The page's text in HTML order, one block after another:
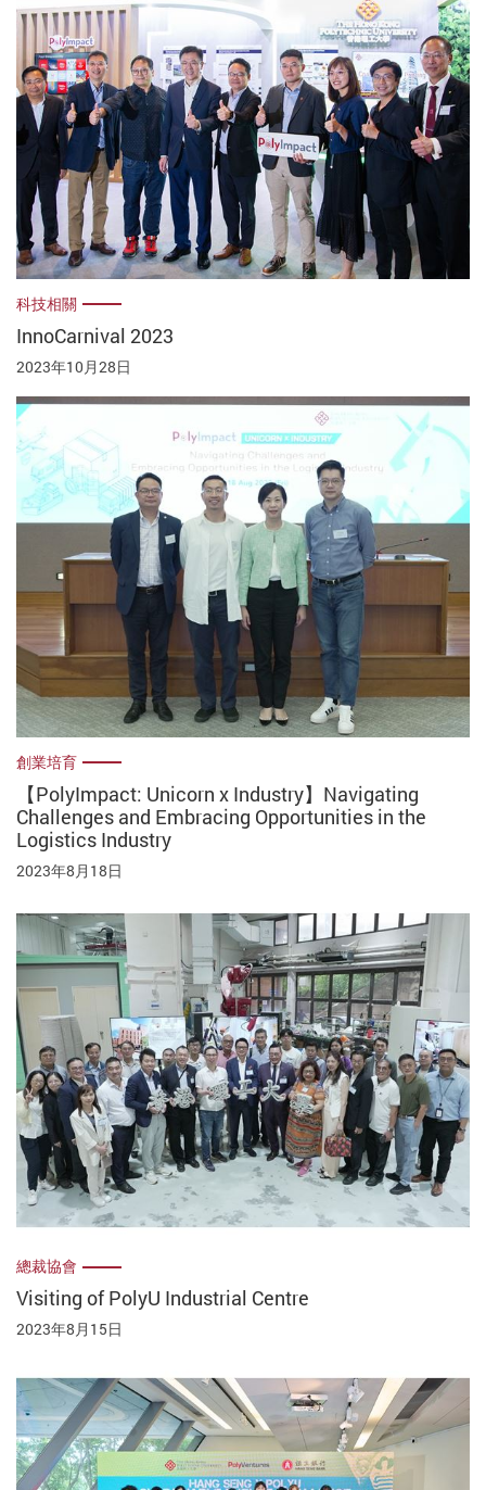
科技相關
InnoCarnival 2023
2023年10月28日
創業培育
【PolyImpact: Unicorn x Industry】Navigating
Challenges and Embracing Opportunities in the
Logistics Industry
2023年8月18日
總裁協會
Visiting of PolyU Industrial Centre
2023年8月15日